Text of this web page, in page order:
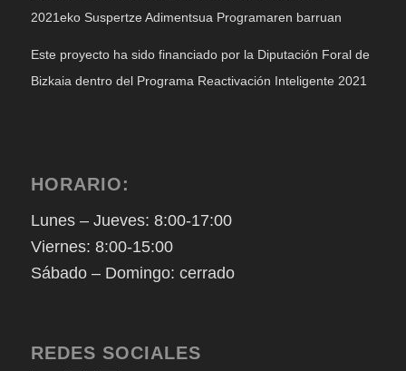
2021eko Suspertze Adimentsua Programaren barruan
Este proyecto ha sido financiado por la Diputación Foral de
Bizkaia dentro del Programa Reactivación Inteligente 2021
HORARIO:
Lunes – Jueves: 8:00-17:00
Viernes: 8:00-15:00
Sábado – Domingo: cerrado
REDES SOCIALES